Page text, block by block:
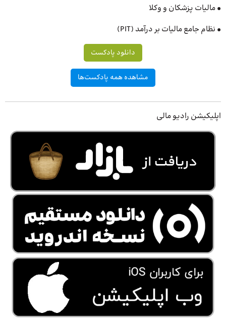
• مالیات پزشکان و وکلا
• نظام جامع مالیات بر درآمد (PIT)
دانلود پادکست
مشاهده همه پادکست‌ها
اپلیکیشن رادیو مالی